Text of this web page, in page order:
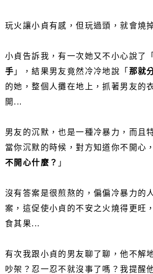
玩火讓小貞有感，但玩過頭，就會燒
小貞告訴我，有一次她又不小心說了「
手 」，結果男友竟然冷冷地說「 那就
的她，整個人攤在地上，抓著男友的
開...
男友的沉默，也是一種冷暴力，而且
當你沉默的時候，對方知道你不開心
不開心什麼？ 」
沒有答案是很煎熬的，偏偏冷暴力的
案，這促使小貞的不安之火燒得更旺
食其果...
有次我跟小貞的男友聊了聊，他不解
吵架？忍一忍不就沒事了嗎？我提醒